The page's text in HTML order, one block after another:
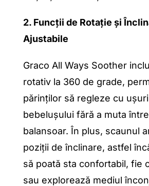
2. Funcții de Rotație și
Ajustabile
Graco All Ways Soother
rotativ la 360 de grade,
părinților să regleze cu
bebelușului fără a muta
balansoar. În plus, scaunul
poziții de înclinare, astfel
să poată sta confortabil, fie
sau explorează mediul